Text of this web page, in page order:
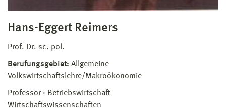
Hans-Eggert Reimers
Prof. Dr. sc. pol.
Berufungsgebiet: Allgemeine
Volkswirtschaftslehre/Makroökonomie
Professor
Betriebswirtschaft
Wirtschaftswissenschaften